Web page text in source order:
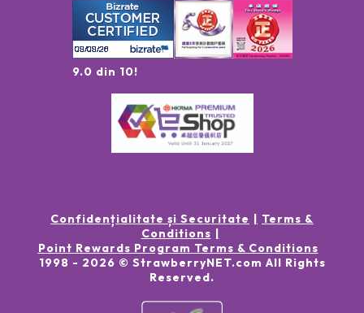
9.0 din 10!
Confidențialitate și Securitate
Terms &
Conditions
Point Rewards Program Terms & Conditions
1998 - 2026 © StrawberryNET.com All Rights
Reserved.